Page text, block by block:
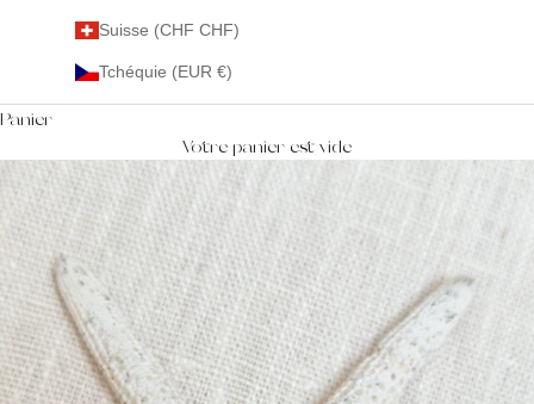
Suisse (CHF CHF)
Tchéquie (EUR €)
Panier
Votre panier est vide